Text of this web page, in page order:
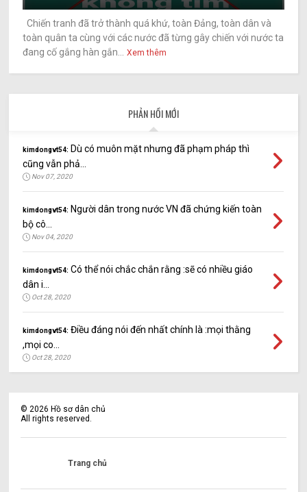
Chiến tranh đã trở thành quá khứ, toàn Đảng, toàn dân và
toàn quân ta cùng với các nước đã từng gây chiến với nước ta
đang cố gắng hàn gắn... Xem thêm
PHẢN HỒI MỚI
kimdongvt54: Dù có muôn mặt nhưng đã phạm pháp thì
cũng vẫn phả...
Nov 07, 2020
kimdongvt54: Người dân trong nước VN đã chứng kiến toàn
bộ cô...
Nov 04, 2020
kimdongvt54: Có thể nói chắc chắn rằng :sẽ có nhiều giáo
dân i...
Oct 28, 2020
kimdongvt54: Điều đáng nói đến nhất chính là :mọi thằng
,mọi co...
Oct 28, 2020
© 2026 Hồ sơ dân chủ
All rights reserved.
Trang chủ